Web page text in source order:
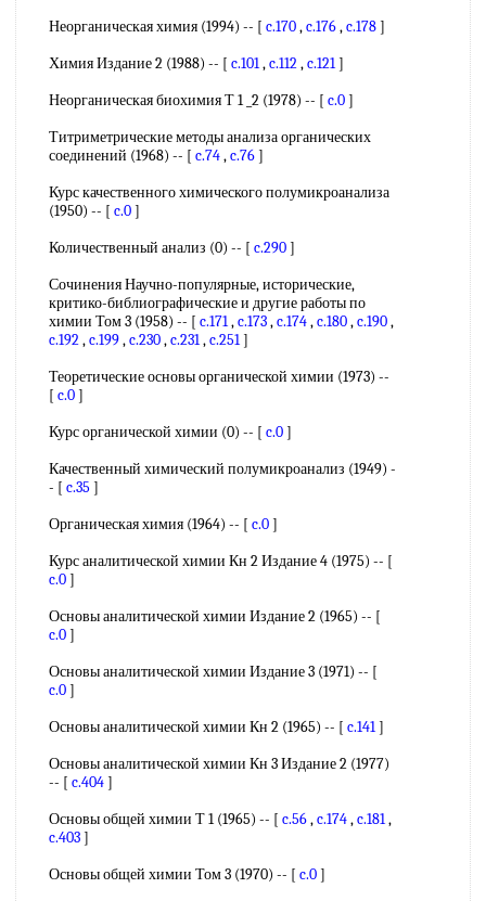
Неорганическая химия (1994) -- [ c.170,c.176,c.178]
Химия Издание 2 (1988) -- [ c.101,c.112,c.121]
Неорганическая биохимия Т 1 _2 (1978) -- [ c.0]
Титриметрические методы анализа органических
соединений (1968) -- [ c.74,c.76]
Курс качественного химического полумикроанализа
(1950) -- [ c.0]
Количественный анализ (0) -- [ c.290]
Сочинения Научно-популярные, исторические,
критико-библиографические и другие работы по
химии Том 3 (1958) -- [ c.171,c.173,c.174,c.180,c.190,
c.192,c.199,c.230,c.231,c.251]
Теоретические основы органической химии (1973) --
[ c.0]
Курс органической химии (0) -- [ c.0]
Качественный химический полумикроанализ (1949) -
- [ c.35 ]
Органическая химия (1964) -- [ c.0]
Курс аналитической химии Кн 2 Издание 4 (1975) -- [
c.0]
Основы аналитической химии Издание 2 (1965) -- [
c.0]
Основы аналитической химии Издание 3 (1971) -- [
c.0]
Основы аналитической химии Кн 2 (1965) -- [ c.141]
Основы аналитической химии Кн 3 Издание 2 (1977)
-- [ c.404]
Основы общей химии Т 1 (1965) -- [ c.56,c.174,c.181,
c.403]
Основы общей химии Том 3 (1970) -- [ c.0]